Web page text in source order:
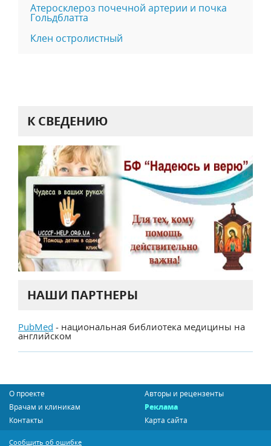
Атеросклероз почечной артерии и почка
Гольдблатта
Клен остролистный
К СВЕДЕНИЮ
НАШИ ПАРТНЕРЫ
PubMed - национальная библиотека медицины на
английском
О проекте
Авторы и рецензенты
Врачам и клиникам
Реклама
Контакты
Карта сайта
Сообщить об ошибке